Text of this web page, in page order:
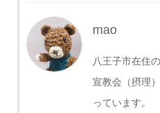
mao
八王子市在住
宣教会（摂理
っています。